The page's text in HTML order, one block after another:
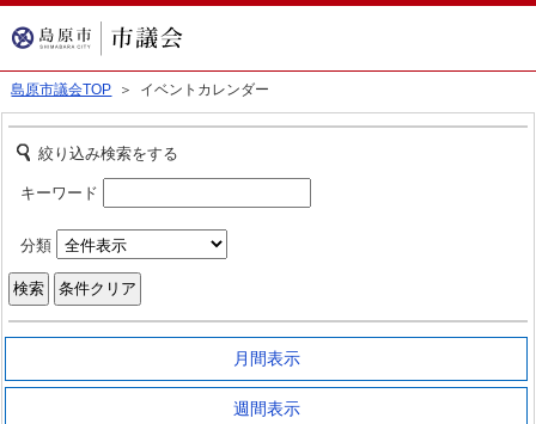
島原市議会TOP ＞ イベントカレンダー
絞り込み検索をする
キーワード
分類
月間表示
週間表示